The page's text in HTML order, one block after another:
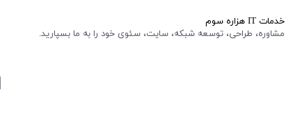
خدمات IT هزاره سوم
مشاوره، طراحی، توسعه شبکه، سایت، سئوی خود را به ما بسپارید.